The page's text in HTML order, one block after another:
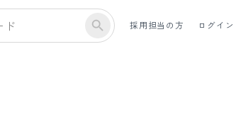
採用担当の方 ログイン